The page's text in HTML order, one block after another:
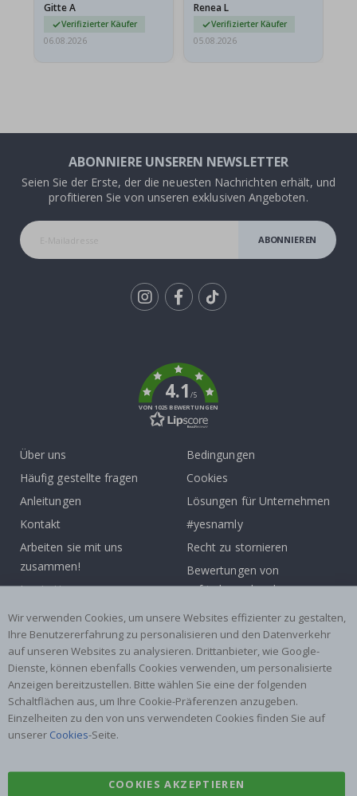
Gitte A
Verifizierter Käufer
06.08.2026
beschädigt…
Renea L
Verifizierter Käufer
05.08.2026
ABONNIERE UNSEREN NEWSLETTER
Seien Sie der Erste, der die neuesten Nachrichten erhält, und
profitieren Sie von unseren exklusiven Angeboten.
ABONNIEREN
4.1/5
VON 1025 BEWERTUNGEN
Über uns
Häufig gestellte fragen
Anleitungen
Kontakt
Arbeiten sie mit uns
zusammen!
Inspiration
Bedingungen
Cookies
Lösungen für Unternehmen
#yesnamly
Recht zu stornieren
Bewertungen von
zufriedenen kunden
Beliebte Kategorien
Namensaufkleber
Wandtattoos
Fliesenaufkleber
Poster
Aufkleber
Klebefolie
Wir verwenden Cookies, um unsere Websites effizienter zu gestalten,
Ihre Benutzererfahrung zu personalisieren und den Datenverkehr
auf unseren Websites zu analysieren. Drittanbieter, wie Google-
Dienste, können ebenfalls Cookies verwenden, um personalisierte
Anzeigen bereitzustellen. Bitte wählen Sie eine der folgenden
Schaltflächen aus, um Ihre Cookie-Präferenzen anzugeben.
Einzelheiten zu den von uns verwendeten Cookies finden Sie auf
unserer Cookies-Seite.
COOKIES AKZEPTIEREN